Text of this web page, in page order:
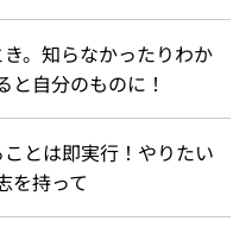
。知らなかったりわか
と自分のものに！
とは即実行！やりたい
を持って